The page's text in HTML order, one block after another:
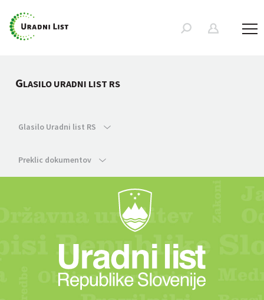
GLASILO URADNI LIST RS
Glasilo Uradni list RS
Preklic dokumentov